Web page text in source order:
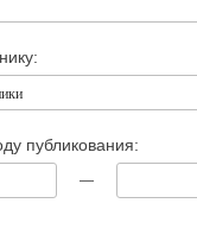
публикования:
—